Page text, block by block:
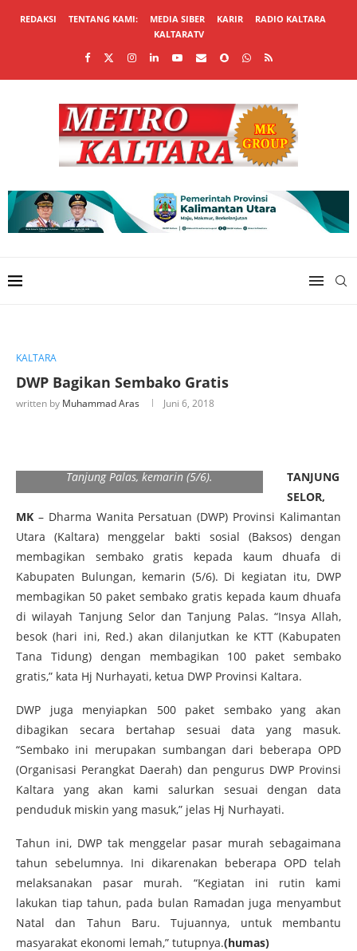
REDAKSI TENTANG KAMI: MEDIA SIBER KARIR
RADIO KALTARA
KALTARATV
KALTARA
DWP Bagikan Sembako Gratis
written by Muhammad Aras Juni 6, 2018
Tanjung Palas, kemarin (5/6).
TANJUNG
SELOR,
MK – Dharma Wanita Persatuan (DWP) Provinsi Kalimantan
Utara (Kaltara) menggelar bakti sosial (Baksos) dengan
membagikan sembako gratis kepada kaum dhuafa di
Kabupaten Bulungan, kemarin (5/6). Di kegiatan itu, DWP
membagikan 50 paket sembako gratis kepada kaum dhuafa
di wilayah Tanjung Selor dan Tanjung Palas. “Insya Allah,
besok (hari ini, Red.) akan dilanjutkan ke KTT (Kabupaten
Tana Tidung) dengan membagikan 100 paket sembako
gratis,” kata Hj Nurhayati, ketua DWP Provinsi Kaltara.
DWP juga menyiapkan 500 paket sembako yang akan
dibagikan secara bertahap sesuai data yang masuk.
“Sembako ini merupakan sumbangan dari beberapa OPD
(Organisasi Perangkat Daerah) dan pengurus DWP Provinsi
Kaltara yang akan kami salurkan sesuai dengan data
penduduk miskin yang masuk,” jelas Hj Nurhayati.
Tahun ini, DWP tak menggelar pasar murah sebagaimana
tahun sebelumnya. Ini dikarenakan beberapa OPD telah
melaksanakan pasar murah. “Kegiatan ini rutin kami
lakukan tiap tahun, pada bulan Ramadan juga menyambut
Natal dan Tahun Baru. Tujuannya, untuk membantu
masyarakat ekonomi lemah,” tutupnya.(humas)